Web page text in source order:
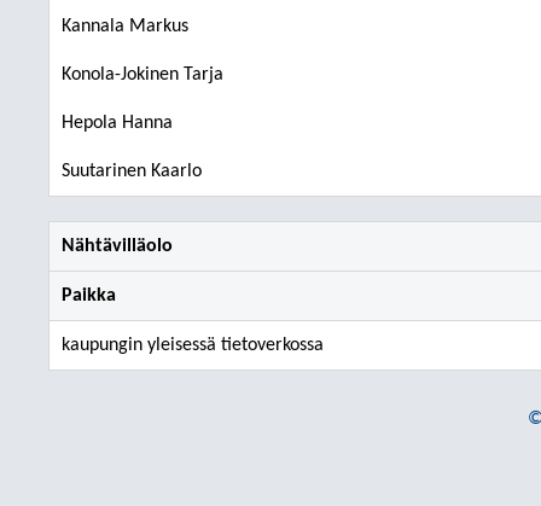
Kannala Markus
Konola-Jokinen Tarja
Hepola Hanna
Suutarinen Kaarlo
Nähtävilläolo
Paikka
kaupungin yleisessä tietoverkossa